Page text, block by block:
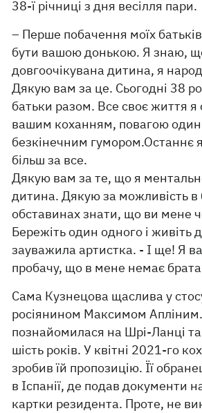
38-ї річниці з дня весілля пари.
– Перше побачення моїх
бути вашою донькою. Я знаю,
довгоочікувана дитина, я
Дякую вам за це. Сьогодні 38
батьки разом. Все своє життя я
вашим коханням, повагою один
безкінечним
більш за все.
Дякую вам за те, що я
дитина. Дякую за можливість в
обставинах знати, що ви мене
Бережіть один одного і живіть
зауважила артистка. - І ще! Я
пробачу, що в мене немає
Сама Кузнецова щаслива у
росіянином Максимом
познайомилася на Шрі-Ланці
шість років. У квітні 2021-го
зробив їй пропозицію. Її
в Іспанії, де подав документи
картки резидента. Проте, не